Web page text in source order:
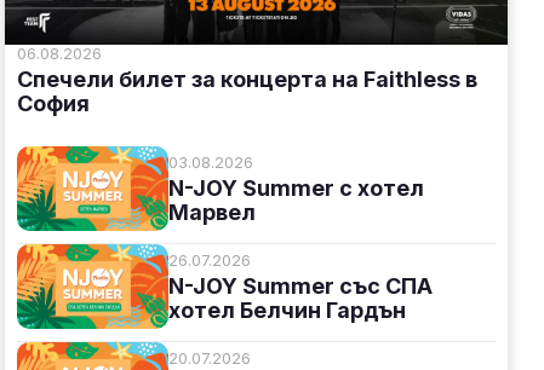
06.08.2026
Спечели билет за концерта на Faithless в
София
03.08.2026
N-JOY Summer с хотел
Марвел
26.07.2026
N-JOY Summer със СПА
хотел Белчин Гардън
20.07.2026